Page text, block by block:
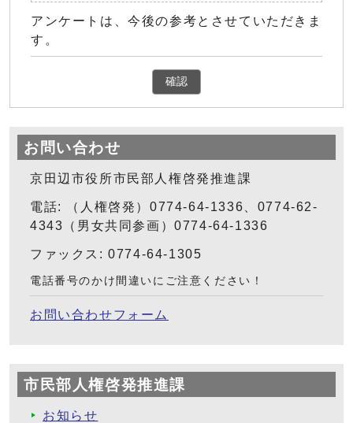
アンケートは、今後の参考とさせていただきま
す。
確認
お問い合わせ
京田辺市役所市民部人権啓発推進課
電話: （人権啓発）0774-64-1336、0774-62-
4343（男女共同参画）0774-64-1336
ファックス: 0774-64-1305
電話番号のかけ間違いにご注意ください！
お問い合わせフォーム
市民部人権啓発推進課
お知らせ